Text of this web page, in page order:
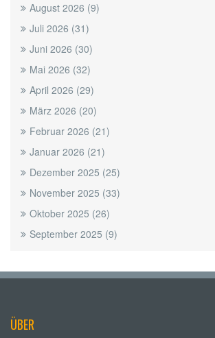
August 2026 (9)
Juli 2026 (31)
Juni 2026 (30)
Mai 2026 (32)
April 2026 (29)
März 2026 (20)
Februar 2026 (21)
Januar 2026 (21)
Dezember 2025 (25)
November 2025 (33)
Oktober 2025 (26)
September 2025 (9)
ÜBER